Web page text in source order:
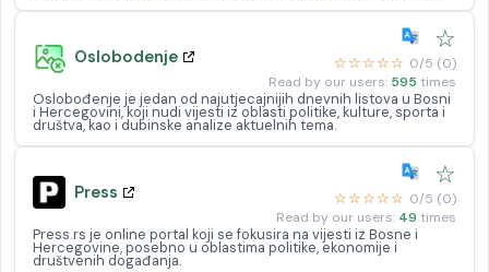
Oslobodenje
☆
☆☆☆☆☆ 0/5 (0)
Read by our users: 595 times
Oslobođenje je jedan od najutjecajnijih dnevnih listova u Bosni
i Hercegovini, koji nudi vijesti iz oblasti politike, kulture, sporta i
društva, kao i dubinske analize aktuelnih tema.
Press
☆
☆☆☆☆☆ 0/5 (0)
Read by our users: 49 times
Press.rs je online portal koji se fokusira na vijesti iz Bosne i
Hercegovine, posebno u oblastima politike, ekonomije i
društvenih događanja.